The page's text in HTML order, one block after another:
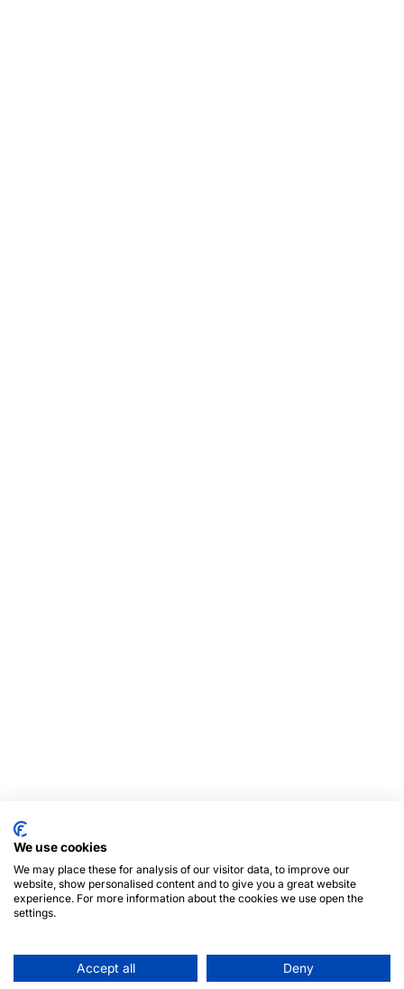
We use cookies
We may place these for analysis of our visitor data, to improve our
website, show personalised content and to give you a great website
experience. For more information about the cookies we use open the
settings.
Accept all Deny